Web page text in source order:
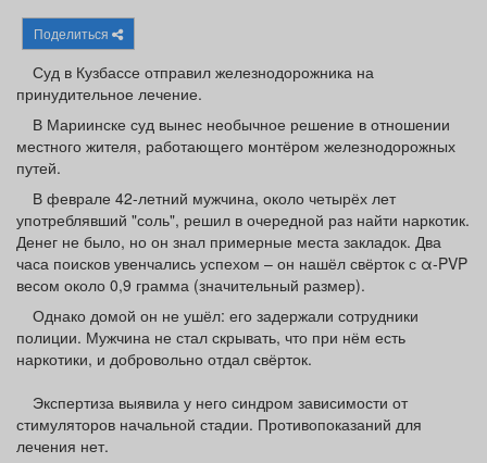
Афиша Обучение Проекты
ТВ программа Я - пенсионер
Поделиться
Суд в Кузбассе отправил железнодорожника на
принудительное лечение.
В Мариинске суд вынес необычное решение в отношении
местного жителя, работающего монтёром железнодорожных
путей.
В феврале 42-летний мужчина, около четырёх лет
употреблявший "соль", решил в очередной раз найти наркотик.
Денег не было, но он знал примерные места закладок. Два
часа поисков увенчались успехом – он нашёл свёрток с α-PVP
весом около 0,9 грамма (значительный размер).
Однако домой он не ушёл: его задержали сотрудники
полиции. Мужчина не стал скрывать, что при нём есть
наркотики, и добровольно отдал свёрток.
Экспертиза выявила у него синдром зависимости от
стимуляторов начальной стадии. Противопоказаний для
лечения нет.